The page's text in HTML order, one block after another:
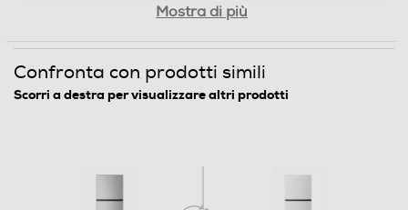
Zona 0 gradi
Dispenser acqua
Total No Frost
Mostra di più
Confronta con prodotti simili
Scorri a destra per visualizzare altri prodotti